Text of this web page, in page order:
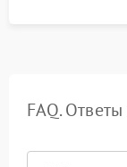
FAQ.